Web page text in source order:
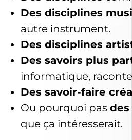
Des disciplines
autre instrument.
Des disciplines
Des savoirs plus
informatique,
Des savoir-faire
Ou pourquoi pas
que ça intéresserait.